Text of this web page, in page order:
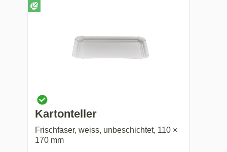
Kartonteller
Frischfaser, weiss, unbeschichtet, 110 ×
170 mm